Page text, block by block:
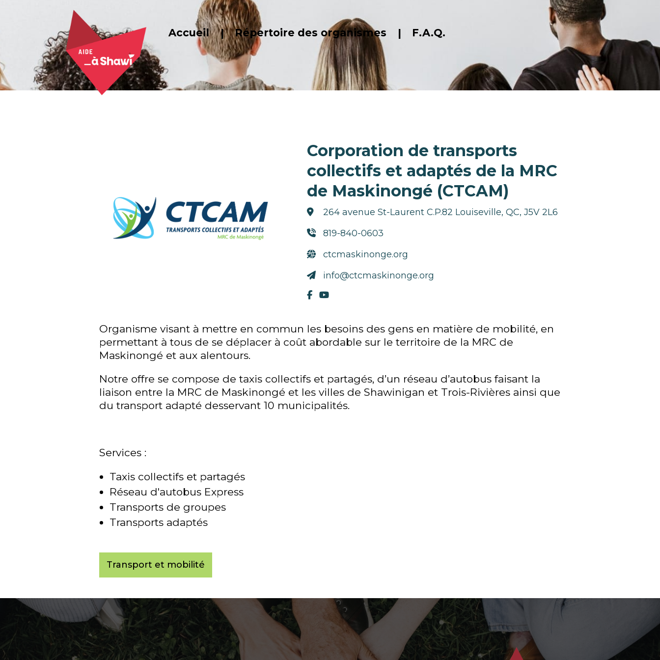
Accueil Répertoire des organismes F.A.Q.
Corporation de transports
collectifs et adaptés de la MRC
de Maskinongé (CTCAM)
264 avenue St-Laurent C.P.82 Louiseville, QC, J5V 2L6
819-840-0603
ctcmaskinonge.org
info@ctcmaskinonge.org
Organisme visant à mettre en commun les besoins des gens en matière de mobilité, en
permettant à tous de se déplacer à coût abordable sur le territoire de la MRC de
Maskinongé et aux alentours.
Notre offre se compose de taxis collectifs et partagés, d’un réseau d’autobus faisant la
liaison entre la MRC de Maskinongé et les villes de Shawinigan et Trois-Rivières ainsi que
du transport adapté desservant 10 municipalités.
Services :
Taxis collectifs et partagés
Réseau d'autobus Express
Transports de groupes
Transports adaptés
Transport et mobilité